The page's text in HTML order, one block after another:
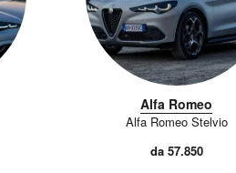
Alfa Romeo
Alfa Romeo Stelvio
da 57.850